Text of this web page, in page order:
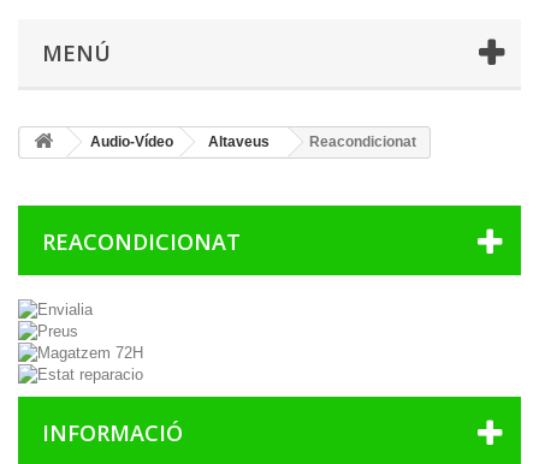
MENÚ
Audio-Vídeo Altaveus Reacondicionat
REACONDICIONAT
INFORMACIÓ